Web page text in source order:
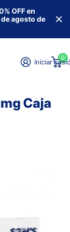
OFF en
agosto de
Iniciar
0
Caja